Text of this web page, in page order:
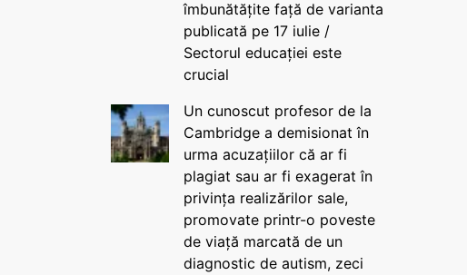
îmbunătățite față de varianta
publicată pe 17 iulie /
Sectorul educației este
crucial
Un cunoscut profesor de la
Cambridge a demisionat în
urma acuzațiilor că ar fi
plagiat sau ar fi exagerat în
privința realizărilor sale,
promovate printr-o poveste
de viață marcată de un
diagnostic de autism, zeci